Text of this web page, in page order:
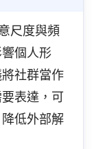
尺度與頻
個人形
社群當作
表達，可
低外部解